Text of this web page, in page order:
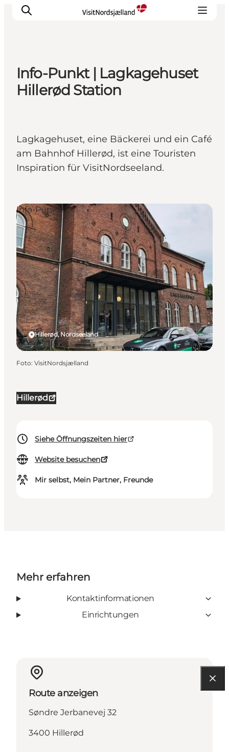
Highlights
Städte
Reiseplanung
Info-Punkt | Lagkagehuset
Hillerød Station
Lagkagehuset, eine Bäckerei und ein Café
am Bahnhof Hillerød, ist eine Touristen
Inspiration für VisitNordseeland.
Hillerød
Siehe Öffnungszeiten hier
Website besuchen
Mir selbst, Mein Partner, Freunde
Hillerød, Nordseeland
Info-Punkt
Foto: VisitNordsjælland
Mehr erfahren
Kontaktinformationen
Einrichtungen
Route anzeigen
Søndre Jerbanevej 32
3400 Hillerød